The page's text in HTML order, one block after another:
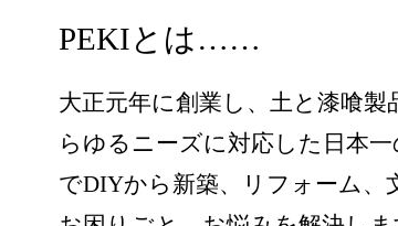
PEKIとは……
大正元年に創業し、土と漆喰
らゆるニーズに対応した日本
でDIYから新築、リフォーム、